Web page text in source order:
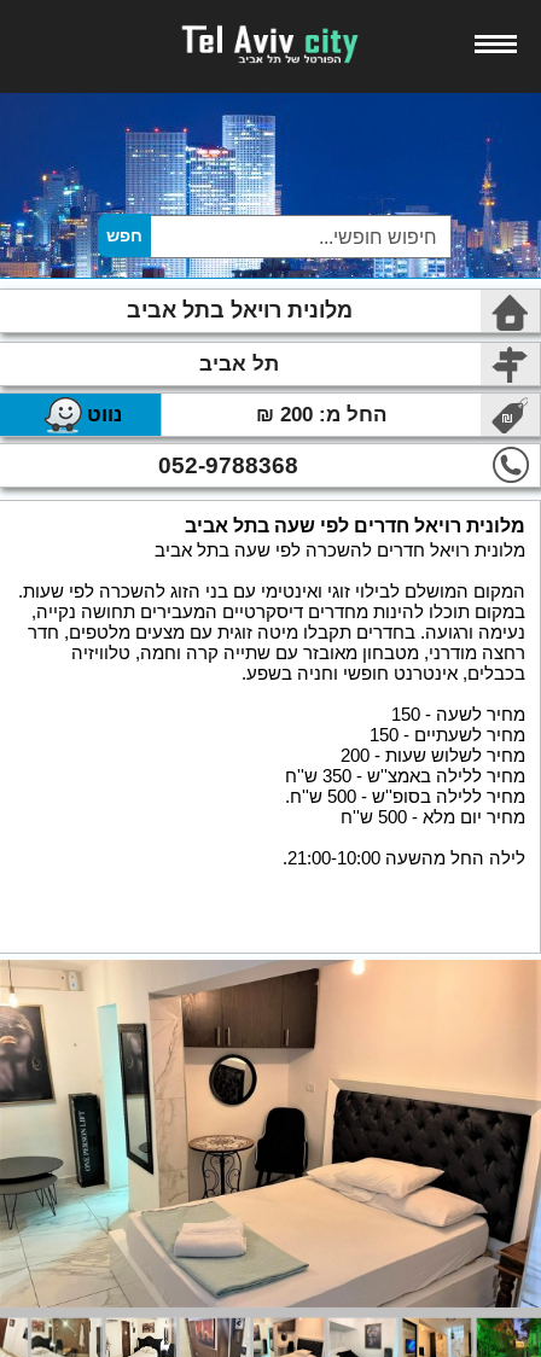
מלונית רויאל בתל אביב
תל אביב
החל מ: 200 ₪ נווט
052-9788368
מלונית רויאל חדרים לפי שעה בתל אביב
מלונית רויאל חדרים להשכרה לפי שעה בתל אביב
המקום המושלם לבילוי זוגי ואינטימי עם בני הזוג להשכרה לפי שעות.
במקום תוכלו להינות מחדרים דיסקרטיים המעבירים תחושה נקייה,
נעימה ורגועה. בחדרים תקבלו מיטה זוגית עם מצעים מלטפים, חדר
רחצה מודרני, מטבחון מאובזר עם שתייה קרה וחמה, טלוויזיה
בכבלים, אינטרנט חופשי וחניה בשפע.
מחיר לשעה - 150
מחיר לשעתיים - 150
מחיר לשלוש שעות - 200
מחיר ללילה באמצ''ש - 350 ש''ח
מחיר ללילה בסופ''ש - 500 ש''ח.
מחיר יום מלא - 500 ש''ח
לילה החל מהשעה 21:00-10:00.